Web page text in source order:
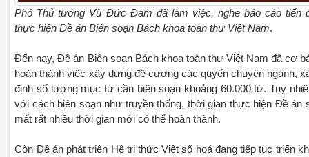
Phó Thủ tướng Vũ Đức Đam đã làm việc, nghe báo cáo tiến
thực hiện Đề án Biên soạn Bách khoa toàn thư Việt Nam.
Đến nay, Đề án Biên soạn Bách khoa toàn thư Việt Nam đã cơ
hoàn thành việc xây dựng đề cương các quyển chuyên ngành,
định số lượng mục từ cần biên soạn khoảng 60.000 từ. Tuy
với cách biên soạn như truyền thống, thời gian thực hiện Đề án
mất rất nhiều thời gian mới có thể hoàn thành.
Còn Đề án phát triển Hệ tri thức Việt số hoá đang tiếp tục triển